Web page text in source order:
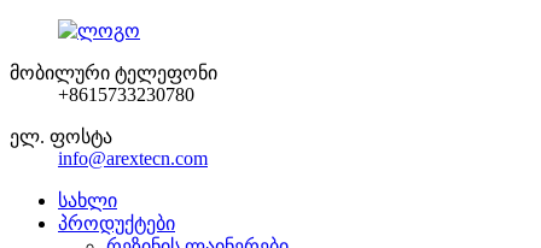
მობილური ტელეფონი
+8615733230780
ელ. ფოსტა
info@arextecn.com
სახლი
პროდუქტები